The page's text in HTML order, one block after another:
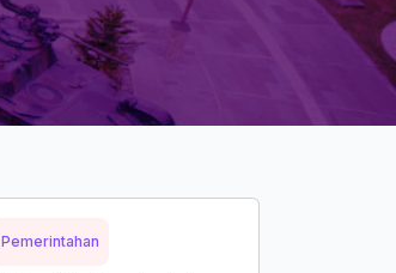
Pemerintahan